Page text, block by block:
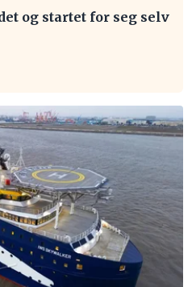
og startet for seg selv